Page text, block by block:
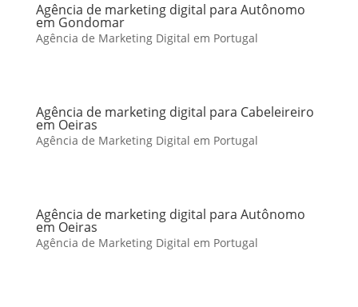
Agência de marketing digital para Autônomo
em Gondomar
Agência de Marketing Digital em Portugal
Agência de marketing digital para Cabeleireiro
em Oeiras
Agência de Marketing Digital em Portugal
Agência de marketing digital para Autônomo
em Oeiras
Agência de Marketing Digital em Portugal